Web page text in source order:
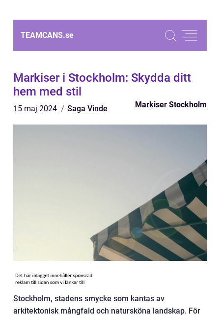
TEAMCANS.se
Markiser i Stockholm: Skydda ditt
hem med stil
15 maj 2024 Saga Vinde Markiser Stockholm
Stockholm, stadens smycke som kantas av
arkitektonisk mångfald och natursköna landskap. För